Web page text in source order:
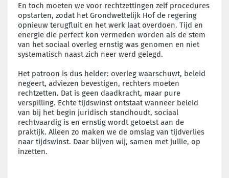
En toch moeten we voor rechtzettingen zelf procedures
opstarten, zodat het Grondwettelijk Hof de regering
opnieuw terugfluit en het werk laat overdoen. Tijd en
energie die perfect kon vermeden worden als de stem
van het sociaal overleg ernstig was genomen en niet
systematisch naast zich neer werd gelegd.
Het patroon is dus helder: overleg waarschuwt, beleid
negeert, adviezen bevestigen, rechters moeten
rechtzetten. Dat is geen daadkracht, maar pure
verspilling. Echte tijdswinst ontstaat wanneer beleid
van bij het begin juridisch standhoudt, sociaal
rechtvaardig is en ernstig wordt getoetst aan de
praktijk. Alleen zo maken we de omslag van tijdverlies
naar tijdswinst. Daar blijven wij, samen met jullie, op
inzetten.